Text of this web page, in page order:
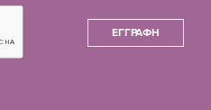
ΕΓΓΡΑΦΉ